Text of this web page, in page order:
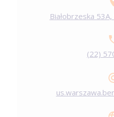
Białobrzeska
(22)